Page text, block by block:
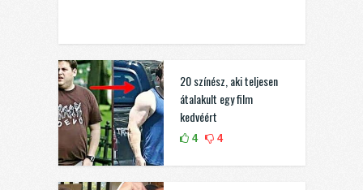
20 színész, aki teljesen
átalakult egy film
kedvéért
4 4